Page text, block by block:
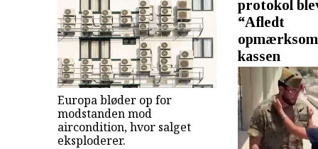
Europa bløder op for
modstanden mod
aircondition, hvor salget
eksploderer.
protokol
“Afledt
kassen